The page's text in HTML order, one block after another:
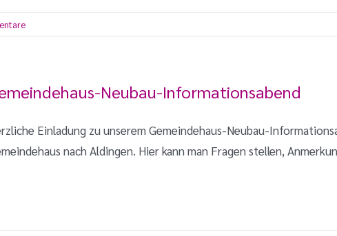
Neubau-Informationsabend
Einladung zu unserem Gemeindehaus-Neubau-
nach Aldingen. Hier kann man Fragen stellen,